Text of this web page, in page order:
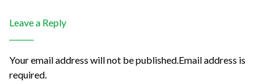
Leave a Reply
Your email address will not be published.Email address is
required.